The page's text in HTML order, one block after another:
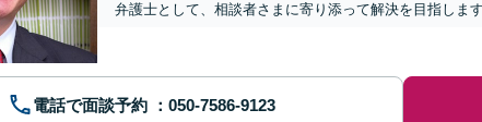
弁護士として、相談者さまに寄り添って解決を目指しま
電話で面談予約